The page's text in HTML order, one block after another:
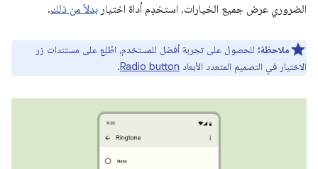
الضروري عرض جميع الخيارات، استخدِم أداة اختيار بدلاً من ذلك.
ملاحظة: للحصول على تجربة أفضل للمستخدم، اطّلِع على مستندات زر
الاختيار في التصميم المتعدد الأبعاد Radio button
.